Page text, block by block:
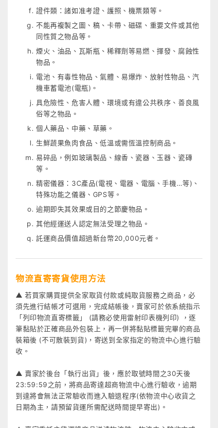
證件類：諸如准考證、護照、機票類等。
不能再複製之圖、稿、卡帶、磁碟、重要文件或其他
同性質之物品等。
煙火、油品、瓦斯瓶、稀釋劑等易燃、揮發、腐蝕性
物品。
電池、有毒性物品、氣體、易爆炸、放射性物品、汽
機車蓄電池(電瓶)。
具危險性、危害人體、環境或有違公共秩序、善良風
俗等之物品。
個人藥品、中藥、草藥。
生鮮蔬果魚肉食品、低溫或需恆溫控制商品。
易碎品，例如玻璃製品、線香、瓷器、玉器、瓷磚
等。
精密儀器：3C產品(電視、電器、電腦、手機…等)、
特殊功能之儀器、GPS等。
逾期即失其效果或目的之節慶物品。
其他經運送人認定無法受理之物品。
託運商品價值超過新台幣20,000元者。
物流直寄寄貨使用方法
▲ 若買家購買提供全家取貨付款或純取貨服務之商品，必
須先進行結帳才可選用，完成結帳後，賣家可於依系統指示
「列印物流直寄標籤」 (請務必使用雷射印表機列印) ，逐
筆黏貼於正確商品外包裝上，再一併將黏貼標籤完畢的商品
裝箱後 (不可散裝到貨)，寄送到全家指定的物流中心進行驗
收。
▲ 賣家於後台「執行出貨」後，應於取號時間之30天後
23:59:59之前，將商品寄達超商物流中心進行驗收，逾期
到達將會無法正常驗收而進入驗退程序(依物流中心收貨之
日期為主，請預留貨運所需配送時間提早寄出)。